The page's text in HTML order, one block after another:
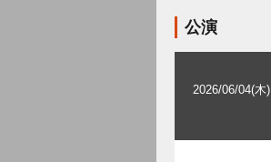
公演
2026/06/04(木)